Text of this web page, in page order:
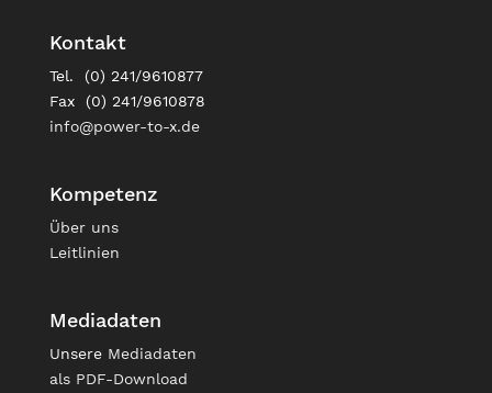
Kontakt
Tel. (0) 241/9610877
Fax (0) 241/9610878
info@power-to-x.de
Kompetenz
Über uns
Leitlinien
Mediadaten
Unsere Mediadaten
als PDF-Download